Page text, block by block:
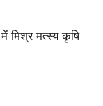
मिश्र मत्स्य कृषि